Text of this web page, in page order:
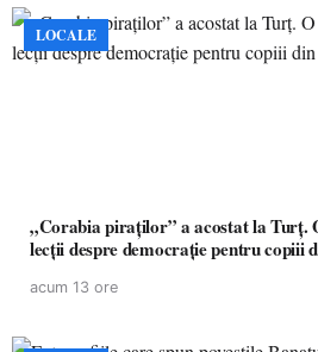
LOCALE
„Corabia piraților” a acostat la Turț.
lecții despre democrație pentru copiii
acum 13 ore